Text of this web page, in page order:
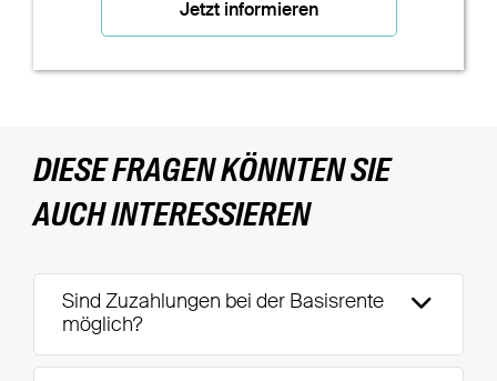
Jetzt informieren
DIESE FRAGEN KÖNNTEN SIE
AUCH INTERESSIEREN
Sind Zuzahlungen bei der Basisrente
möglich?